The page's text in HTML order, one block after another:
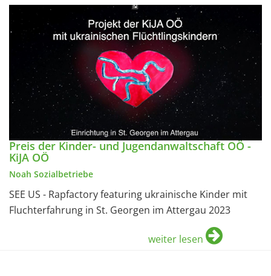
Preis der Kinder- und Jugendanwaltschaft OÖ -
KiJA OÖ
Noah Sozialbetriebe
SEE US - Rapfactory featuring ukrainische Kinder mit
Fluchterfahrung in St. Georgen im Attergau 2023
weiter lesen